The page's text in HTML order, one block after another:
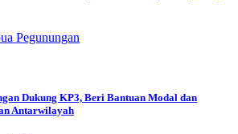
Pegunungan
Dukung KP3, Beri Bantuan Modal dan
Antarwilayah